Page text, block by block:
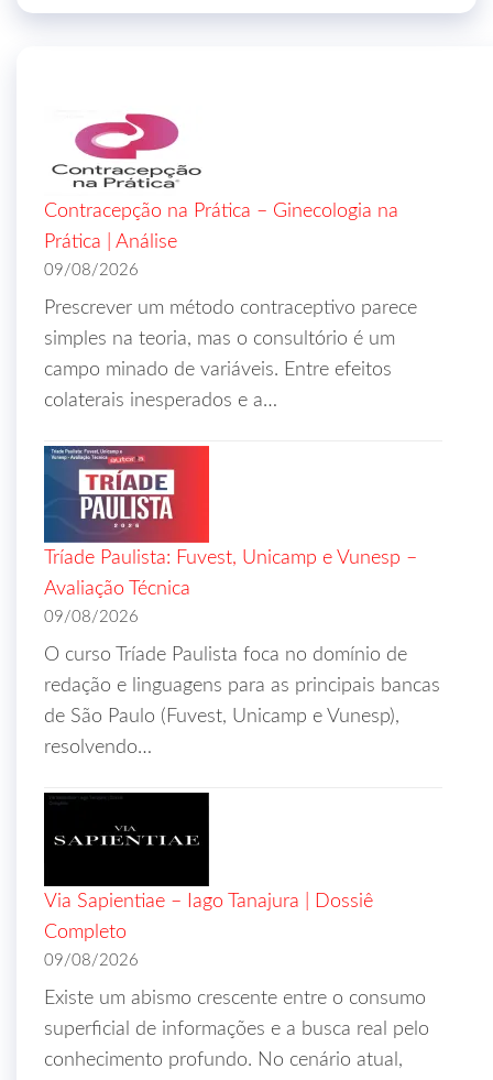
Contracepção na Prática – Ginecologia na
Prática | Análise
09/08/2026
Prescrever um método contraceptivo parece
simples na teoria, mas o consultório é um
campo minado de variáveis. Entre efeitos
colaterais inesperados e a…
Tríade Paulista: Fuvest, Unicamp e Vunesp –
Avaliação Técnica
09/08/2026
O curso Tríade Paulista foca no domínio de
redação e linguagens para as principais bancas
de São Paulo (Fuvest, Unicamp e Vunesp),
resolvendo…
Via Sapientiae – Iago Tanajura | Dossiê
Completo
09/08/2026
Existe um abismo crescente entre o consumo
superficial de informações e a busca real pelo
conhecimento profundo. No cenário atual,